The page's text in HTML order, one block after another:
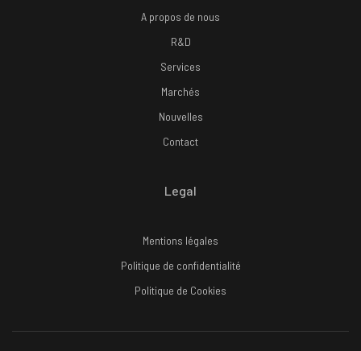
A propos de nous
R&D
Services
Marchés
Nouvelles
Contact
Legal
Mentions légales
Politique de confidentialité
Politique de Cookies